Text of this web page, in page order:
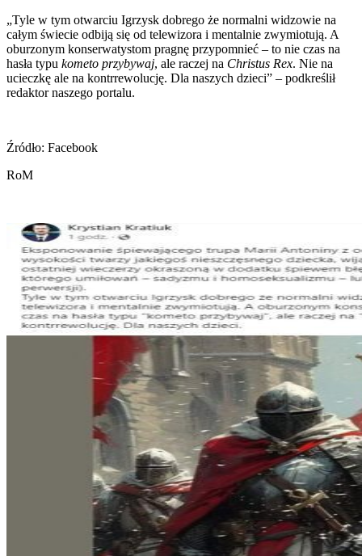
„Tyle w tym otwarciu Igrzysk dobrego że normalni widzowie na
całym świecie odbiją się od telewizora i mentalnie zwymiotują. A
oburzonym konserwatystom pragnę przypomnieć – to nie czas na
hasła typu kometo przybywaj, ale raczej na Christus Rex. Nie na
ucieczkę ale na kontrrewolucję. Dla naszych dzieci” – podkreślił
redaktor naszego portalu.
Źródło: Facebook
RoM